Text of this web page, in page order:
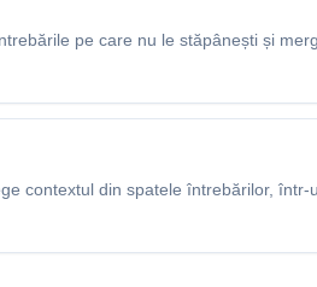
pe care nu le stăpânești și
contextul din spatele întrebărilor, într-